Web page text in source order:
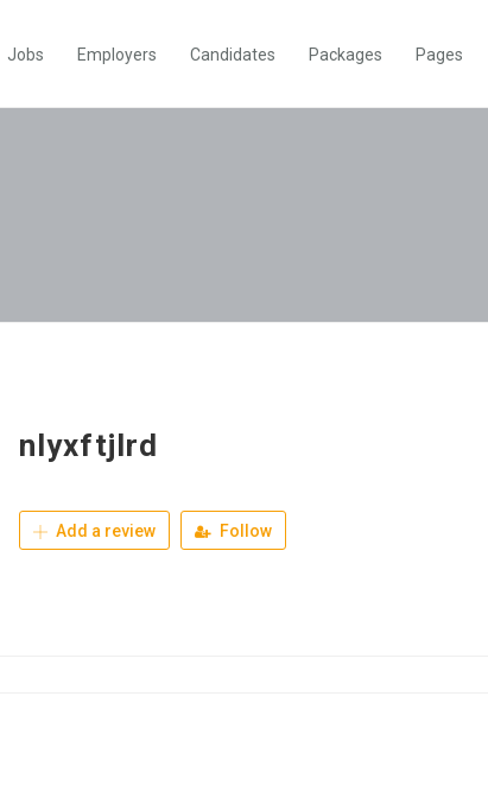
Jobs Employers Candidates Packages Pages
nlyxftjlrd
Add a review Follow